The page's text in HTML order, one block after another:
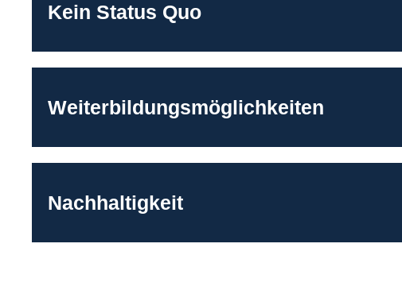
Kein Status Quo
Weiterbildungsmöglichkeiten
Nachhaltigkeit